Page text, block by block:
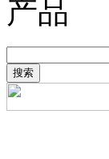
产品
搜索